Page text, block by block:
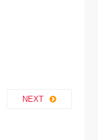
NEXT